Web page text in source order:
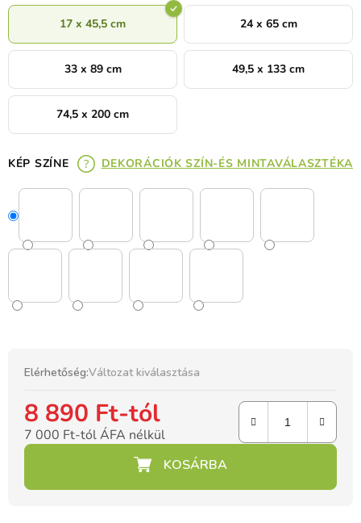
17 x 45,5 cm 24 x 65 cm
33 x 89 cm 49,5 x 133 cm
74,5 x 200 cm
KÉP SZÍNE DEKORÁCIÓK SZÍN-ÉS MINTAVÁLASZTÉKA
Elérhetőség:Változat kiválasztása
8 890 Ft-tól
7 000 Ft-tól ÁFA nélkül